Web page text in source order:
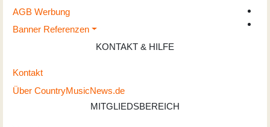
AGB Werbung
Banner Referenzen
KONTAKT & HILFE
Kontakt
Über CountryMusicNews.de
MITGLIEDSBEREICH